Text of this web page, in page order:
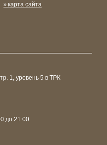
карта сайта
1, уровень 5 в ТРК
до 21:00